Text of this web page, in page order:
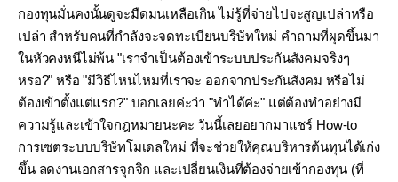
กองทุนมั่นคงนั้นดูจะมืดมนเหลือเกิน ไม่รู้ที่จ่ายไปจะสูญเปล่าหรือ
เปล่า สำหรับคนที่กำลังจะจดทะเบียนบริษัทใหม่ คำถามที่ผุดขึ้นมา
ในหัวคงหนีไม่พ้น "เราจำเป็นต้องเข้าระบบประกันสังคมจริงๆ
หรอ?" หรือ "มีวิธีไหนไหมที่เราจะ ออกจากประกันสังคม หรือไม่
ต้องเข้าตั้งแต่แรก?" บอกเลยค่ะว่า "ทำได้ค่ะ" แต่ต้องทำอย่างมี
ความรู้และเข้าใจกฎหมายนะคะ วันนี้เลยอยากมาแชร์ How-to
การเซตระบบบริษัทโมเดลใหม่ ที่จะช่วยให้คุณบริหารต้นทุนได้เก่ง
ขึ้น ลดงานเอกสารจุกจิก และเปลี่ยนเงินที่ต้องจ่ายเข้ากองทุน (ที่